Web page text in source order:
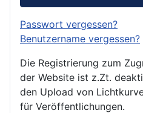
Passwort vergessen?
Benutzername vergessen?
Die Registrierung zum
der Website ist z.Zt.
den Upload von
für Veröffentlichungen.